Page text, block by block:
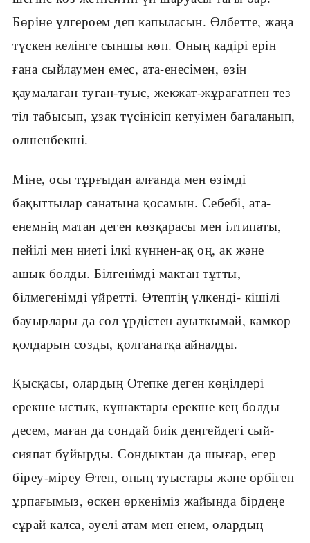
Бөріне үлгероем деп капыласын. Өлбетте, жаңа
түскен келінге сыншы көп. Оның кадірі ерін
ғана сыйлаумен емес, ата-енесімен, өзін
қаумалаған туған-туыс, жекжат-жұрагатпен тез
тіл табысып, ұзак түсінісіп кетуімен багаланып,
өлшенбекші.
Міне, осы тұрғыдан алғанда мен өзімді
бақыттылар санатына қосамын. Себебі, ата-
енемнің матан деген көзқарасы мен ілтипаты,
пейілі мен ниеті ілкі күннен-ақ оң, ак және
ашык болды. Білгенімді мактан тұтты,
білмегенімді үйретті. Өтептің үлкенді- кішілі
бауырлары да сол үрдістен ауыткымай, камкор
қолдарын созды, қолганатқа айналды.
Қысқасы, олардың Өтепке деген көңілдері
ерекше ыстык, кұшактары ерекше кең болды
десем, маған да сондай биік деңгейдегі сый-
сияпат бұйырды. Сондыктан да шығар, егер
біреу-міреу Өтеп, оның туыстары және өрбіген
ұрпағымыз, өскен өркеніміз жайында бірдеңе
сұрай калса, әуелі атам мен енем, олардың